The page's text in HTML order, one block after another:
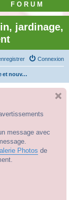
F O R U M
jardinage,
Connexion
Informatique et nouvelles technologies
message avec
Photos de